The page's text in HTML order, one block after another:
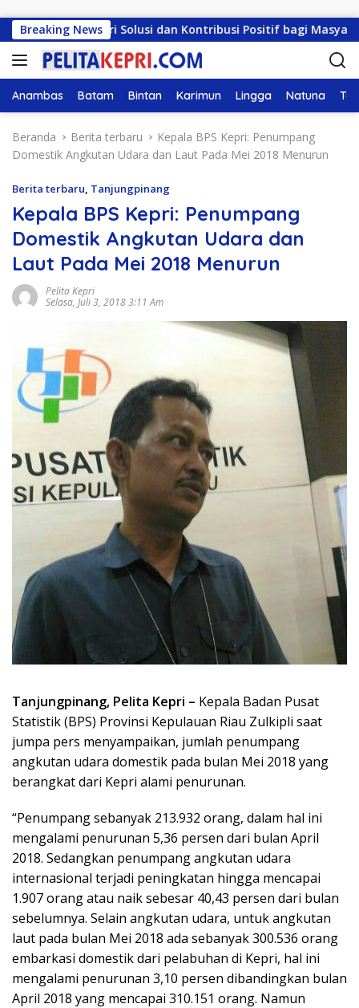
Breaking News
Mampu Beri Solusi dan Kontribusi Positif bagi Masyarakat
Anambas Batam Bintan Karimun Lingga Natuna
Beranda Berita terbaru
Kepala BPS Kepri: Penumpang
Domestik Angkutan Udara dan Laut Pada Mei 2018 Menurun
Berita terbaru, Tanjungpinang
Kepala BPS Kepri: Penumpang
Domestik Angkutan Udara dan
Laut Pada Mei 2018 Menurun
Pelita Kepri
Selasa, Juli 3, 2018 3:11 Am
Tanjungpinang, Pelita Kepri – Kepala Badan Pusat
Statistik (BPS) Provinsi Kepulauan Riau Zulkipli saat
jumpa pers menyampaikan, jumlah penumpang
angkutan udara domestik pada bulan Mei 2018 yang
berangkat dari Kepri alami penurunan.
“Penumpang sebanyak 213.932 orang, dalam hal ini
mengalami penurunan 5,36 persen dari bulan April
2018. Sedangkan penumpang angkutan udara
internasional terjadi peningkatan hingga mencapai
1.907 orang atau naik sebesar 40,43 persen dari bulan
sebelumnya. Selain angkutan udara, untuk angkutan
laut pada bulan Mei 2018 ada sebanyak 300.536 orang
embarkasi domestik dari pelabuhan di Kepri, hal ini
mengalami penurunan 3,10 persen dibandingkan bulan
April 2018 yang mencapai 310.151 orang. Namun